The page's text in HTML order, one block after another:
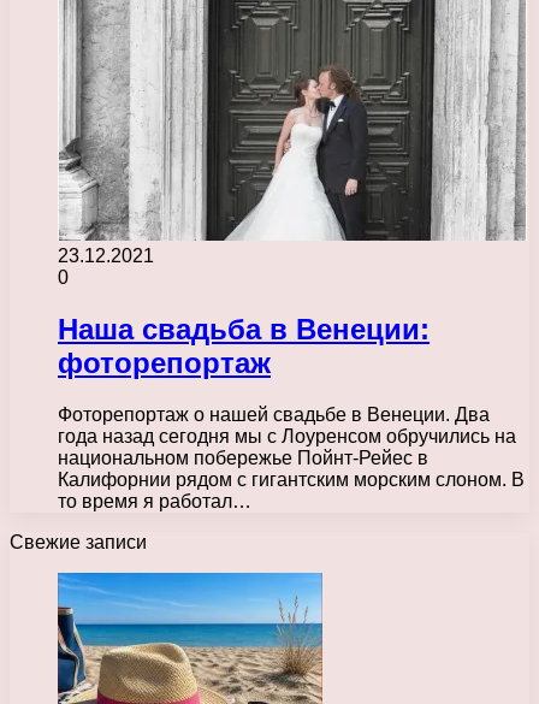
23.12.2021
0
Наша свадьба в Венеции:
фоторепортаж
Фоторепортаж о нашей свадьбе в Венеции. Два
года назад сегодня мы с Лоуренсом обручились на
национальном побережье Пойнт-Рейес в
Калифорнии рядом с гигантским морским слоном. В
то время я работал…
Свежие записи